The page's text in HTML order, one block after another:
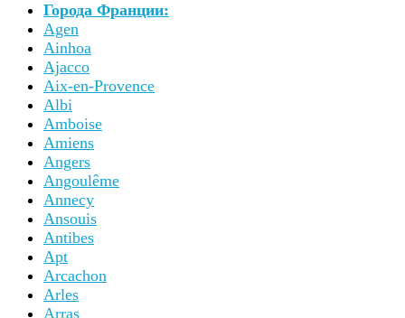
Города Франции:
Agen
Ainhoa
Ajacco
Aix-en-Provence
Albi
Amboise
Amiens
Angers
Angoulême
Annecy
Ansouis
Antibes
Apt
Arcachon
Arles
Arras